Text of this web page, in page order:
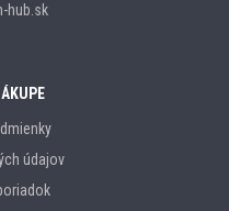
hub.sk
údajov